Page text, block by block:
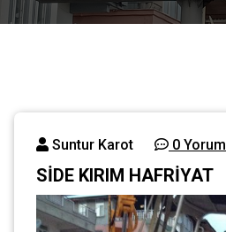
Suntur Karot 0 Yorum
SİDE KIRIM HAFRİYAT